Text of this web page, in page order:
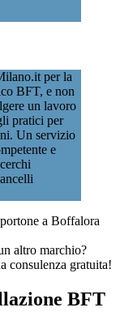
per la
BFT, e non
un lavoro
pratici per
Un servizio
e
a Boffalora
altro marchio?
consulenza gratuita!
BFT